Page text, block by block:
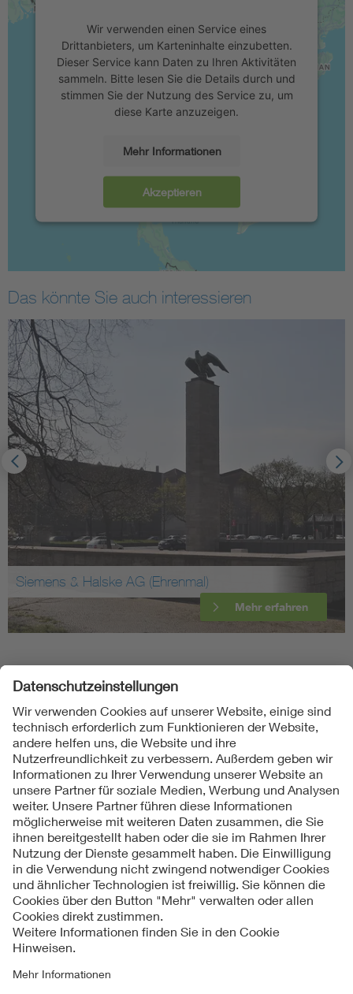
Wir verwenden einen Service eines
Drittanbieters, um Karteninhalte einzubetten.
Dieser Service kann Daten zu Ihren Aktivitäten
sammeln. Bitte lesen Sie die Details durch und
stimmen Sie der Nutzung des Service zu, um
diese Karte anzuzeigen.
Mehr Informationen
Akzeptieren
Das könnte Sie auch interessieren
& Halske AG (Ehrenmal)
Mehr erfahren
Folgen Sie uns
Kontakte
Service
Impressum
Datenschutzinformationen
Cookie Hinweise